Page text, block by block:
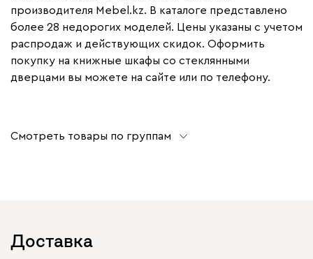
производителя Mebel.kz. В каталоге представлено
более 28 недорогих моделей. Цены указаны с учетом
распродаж и действующих скидок. Оформить
покупку на книжные шкафы со стеклянными
дверцами вы можете на сайте или по телефону.
Смотреть товары по группам
Доставка